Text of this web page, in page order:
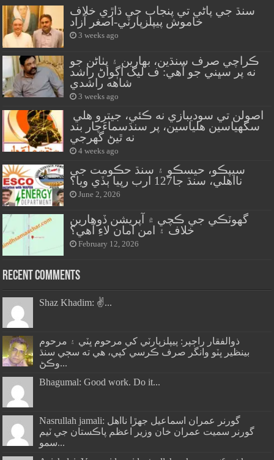
سنڌ جي پاڻي تي پنجاب جي ڌاڙي خلاف
خاموش پيپلزپارٽي-اصغر آزاد
3 weeks ago
ڪراچي صرف سنڌين، بهارين ۽ پٺاڻن جو
نه پر سڀني جو آهي: ف ليگ اڳواڻ راشد
شاهه راشدي
3 weeks ago
سگهياسين هلياسين، پر سنڌسماءَچار بند
نه ٿيڻ گهرجي
4 weeks ago
سيپڪو، حيسڪو ۽ سنڌ حڪومت جي
نااهلي، سنڌ جا127 ارب رپيا ٻڏي ويا؟
June 2, 2026
گهوٽڪي جي ڪچي ۾ آپريشن ڏوهارين
خلاف ۽ امن امان لاءِ آهي؟
February 12, 2026
Recent Comments
Shaz Khadim: ✌️...
ذوالفقار راڄپر: پيپلزپارٽي کي مرحوم ڀٽي ۽ مرحوم
بينظير ڀٽو وانگر صرف ڪرسي کپي، هي ته سڄي سنڌ
وڪڻ...
Bhagumal: Good work. Do it...
Nasrullah jamali: گورنر عمران اسماعيل جھڙا نااهل
گورنر سميت عمران خان وزير اعظم پاڪستان جي ٽيم
سمو...